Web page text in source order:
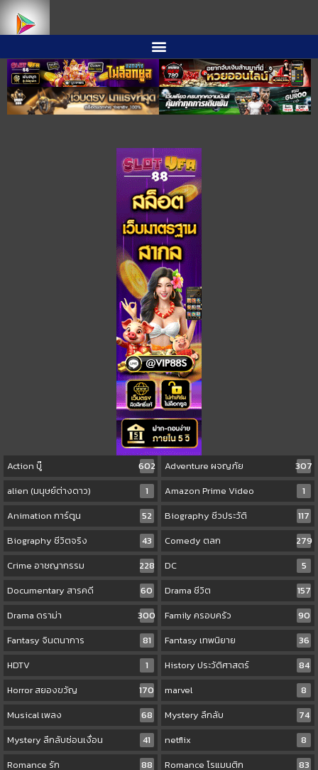
Action บู๊ 602 Adventure ผจญภัย
307
alien (มนุษย์ต่างดาว)
1 Amazon Prime Video
1
Animation การ์ตูน
52 Biography ชีวประวัติ
117
Biography ชีวิตจริง
43 Comedy ตลก
279
Crime อาชญากรรม
228 DC
5
Documentary สารคดี
60 Drama ชีวิต
157
Drama ดราม่า
300 Family ครอบครัว
90
Fantasy จินตนาการ
81 Fantasy เทพนิยาย
36
HDTV
1 History ประวัติศาสตร์
84
Horror สยองขวัญ
170 marvel
8
Musical เพลง
68 Mystery ลึกลับ
74
Mystery ลึกลับซ่อนเงื่อน
41 netflix
8
Romance รัก
88 Romance โรแมนติก
83